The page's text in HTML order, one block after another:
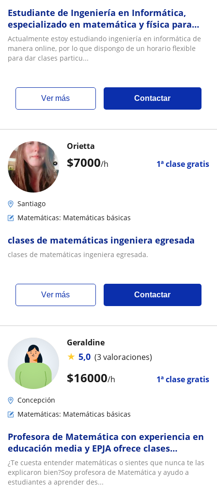
Estudiante de Ingeniería en Informática,
especializado en matemática y física para
enseñanza básica y media
Actualmente estoy estudiando ingeniería en informática de
manera online, por lo que dispongo de un horario flexible
para dar clases particu...
ver más Contactar
$7000/h 1ª clase gratis
Orietta
Santiago
Matemáticas: Matemáticas básicas
clases de matemáticas ingeniera egresada
clases de matemáticas ingeniera egresada.
ver más Contactar
$16000/h 1ª clase gratis
Geraldine
★ 5,0 (3 valoraciones)
Concepción
Matemáticas: Matemáticas básicas
Profesora de Matemática con experiencia en
educación media y EPJA ofrece clases
particulares modalidad presencial y online
¿Te cuesta entender matemáticas o sientes que nunca te las
explicaron bien?Soy profesora de Matemática y ayudo a
estudiantes a aprender des...